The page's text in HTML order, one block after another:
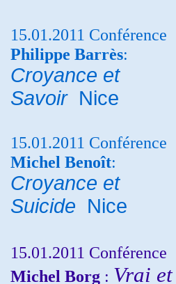
15.01.2011 Conférence
Philippe Barrès:
Croyance et
Savoir Nice
15.01.2011 Conférence
Michel Benoît:
Croyance et
Suicide Nice
15.01.2011 Conférence
Michel Borg : Vrai et